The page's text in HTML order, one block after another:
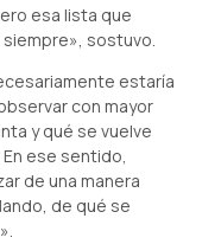
esa lista que
sostuvo.
estaría
con mayor
y qué se vuelve
ese sentido,
de una manera
de qué se